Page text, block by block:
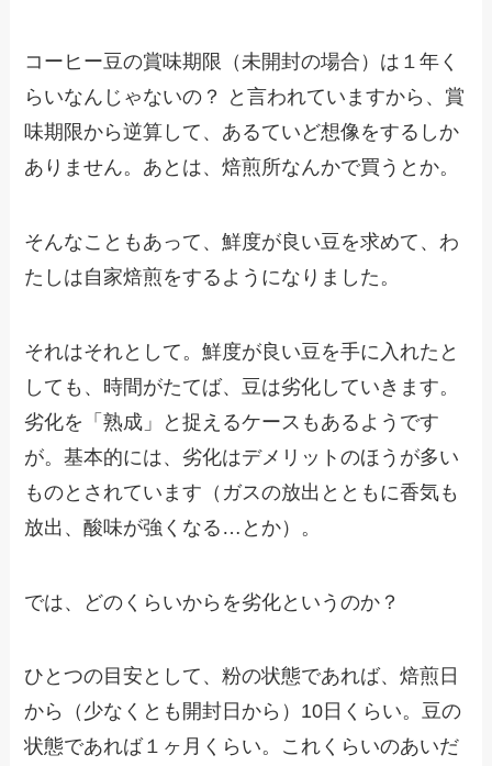
コーヒー豆の賞味期限（未開封の場合）は１年く
らいなんじゃないの？ と言われていますから、賞
味期限から逆算して、あるていど想像をするしか
ありません。あとは、焙煎所なんかで買うとか。
そんなこともあって、鮮度が良い豆を求めて、わ
たしは自家焙煎をするようになりました。
それはそれとして。鮮度が良い豆を手に入れたと
しても、時間がたてば、豆は劣化していきます。
劣化を「熟成」と捉えるケースもあるようです
が。基本的には、劣化はデメリットのほうが多い
ものとされています（ガスの放出とともに香気も
放出、酸味が強くなる…とか）。
では、どのくらいからを劣化というのか？
ひとつの目安として、粉の状態であれば、焙煎日
から（少なくとも開封日から）10日くらい。豆の
状態であれば１ヶ月くらい。これくらいのあいだ